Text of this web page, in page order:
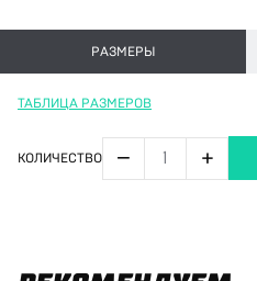
РАЗМЕРЫ
ТАБЛИЦА РАЗМЕРОВ
КОЛИЧЕСТВО − +